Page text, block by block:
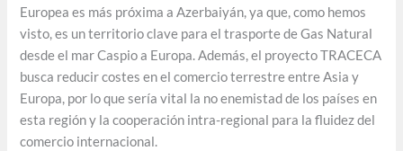
Europea es más próxima a Azerbaiyán, ya que, como hemos
visto, es un territorio clave para el trasporte de Gas Natural
desde el mar Caspio a Europa. Además, el proyecto TRACECA
busca reducir costes en el comercio terrestre entre Asia y
Europa, por lo que sería vital la no enemistad de los países en
esta región y la cooperación intra-regional para la fluidez del
comercio internacional.